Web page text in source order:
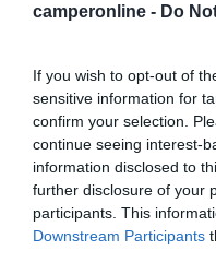
camperonline - Do
If you wish to opt-out of
sensitive information for
confirm your selection.
continue seeing interest-
information disclosed to
further disclosure of your
participants. This
Downstream Participants
Periodo
Cliff of Moher, Doolin,
Pembroke,
sicamax
Pubblicato il05/07/2019